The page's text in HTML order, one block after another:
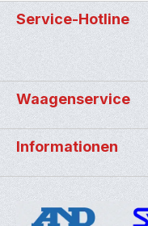
Service-Hotline
Waagenservice
Informationen